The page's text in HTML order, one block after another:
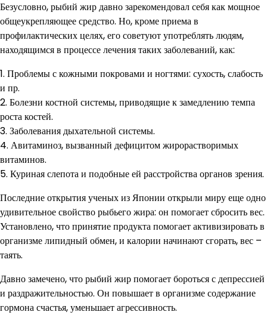
Безусловно, рыбий жир давно зарекомендовал себя как мощное
общеукрепляющее средство. Но, кроме приема в
профилактических целях, его советуют употреблять людям,
находящимся в процессе лечения таких заболеваний, как:
1. Проблемы с кожными покровами и ногтями: сухость, слабость
и пр.
2. Болезни костной системы, приводящие к замедлению темпа
роста костей.
3. Заболевания дыхательной системы.
4. Авитаминоз, вызванный дефицитом жирорастворимых
витаминов.
5. Куриная слепота и подобные ей расстройства органов зрения.
Последние открытия ученых из Японии открыли миру еще одно
удивительное свойство рыбьего жира: он помогает сбросить вес.
Установлено, что принятие продукта помогает активизировать в
организме липидный обмен, и калории начинают сгорать, вес –
таять.
Давно замечено, что рыбий жир помогает бороться с депрессией
и раздражительностью. Он повышает в организме содержание
гормона счастья, уменьшает агрессивность.